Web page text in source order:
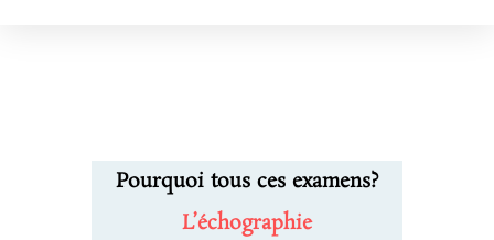
Pourquoi tous ces examens?
L’échographie​